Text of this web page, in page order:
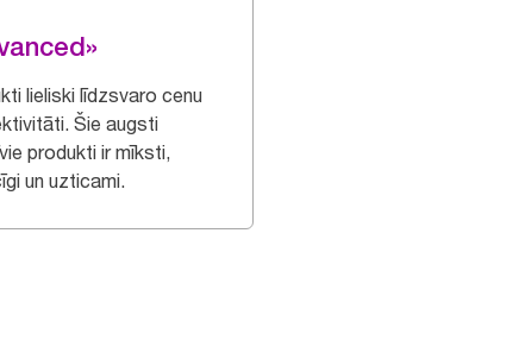
lieliski līdzsvaro cenu
Šie augsti
produkti ir mīksti,
un uzticami.